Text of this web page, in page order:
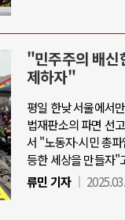
"민주주의 배신
제하자"
평일 한낮 서울에서
법재판소의 파면 선
서 "노동자∙시민 총
등한 세상을 만들자"
류민 기자